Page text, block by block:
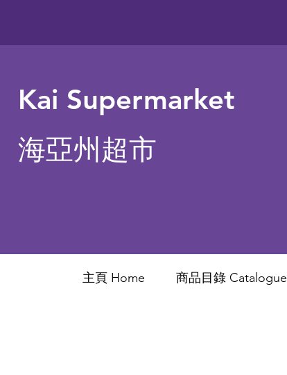
Kai Supermarket
海亞州超市
主頁 Home 商品目錄 ​Catalogue